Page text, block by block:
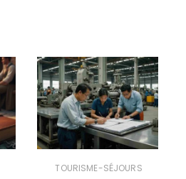
TOURISME-SÉJOURS